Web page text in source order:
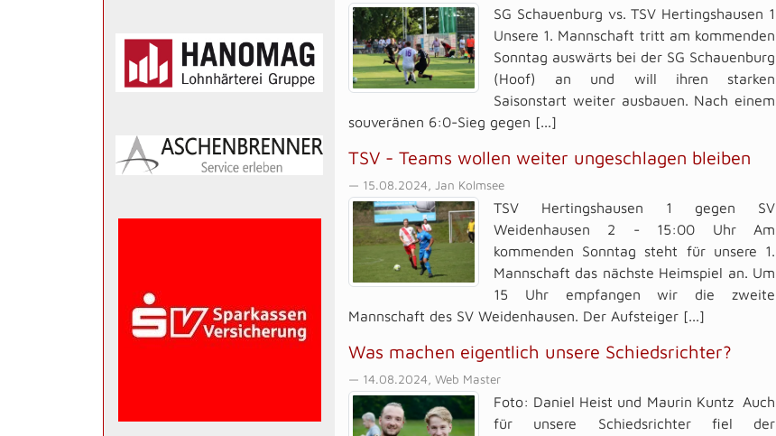
SG Schauenburg vs. TSV Hertingshausen 1
Unsere 1. Mannschaft tritt am kommenden
Sonntag auswärts bei der SG Schauenburg
(Hoof) an und will ihren starken
Saisonstart weiter ausbauen. Nach einem
souveränen 6:0-Sieg gegen [...]
TSV - Teams wollen weiter ungeschlagen bleiben
— 15.08.2024, Jan Kolmsee
TSV Hertingshausen 1 gegen SV
Weidenhausen 2 - 15:00 Uhr Am
kommenden Sonntag steht für unsere 1.
Mannschaft das nächste Heimspiel an. Um
15 Uhr empfangen wir die zweite
Mannschaft des SV Weidenhausen. Der Aufsteiger [...]
Was machen eigentlich unsere Schiedsrichter?
— 14.08.2024, Web Master
Foto: Daniel Heist und Maurin Kuntz Auch
für unsere Schiedsrichter fiel der